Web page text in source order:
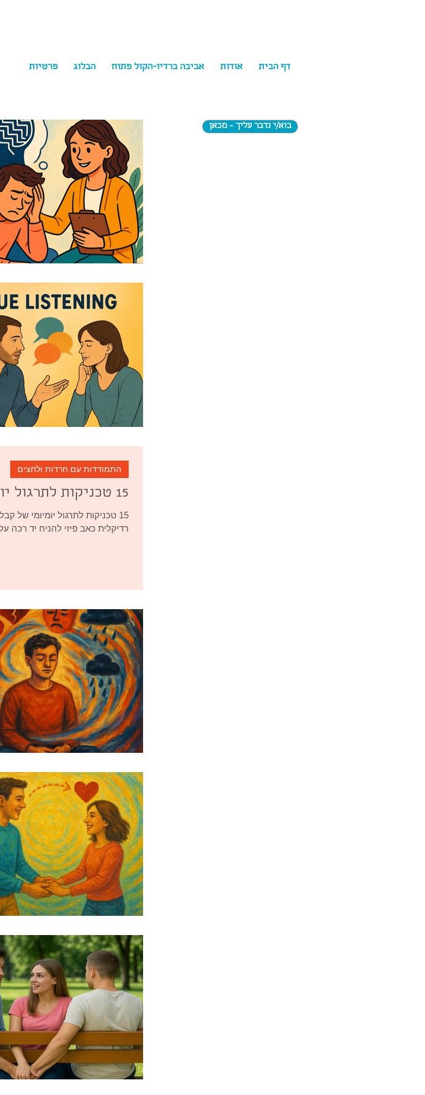
פרטיות הבלוג אביבה ברדיו-הקול פתוח אודות דף הבית
15 טכניקות לתרגול יומיומי של קבלה רדיקלית:
15 טכניקות לתרגול יומיומי
רדיקלית כאב פיזי להניח יד רכה
התמודדות עם חרדות ולחצים
בוא/י נדבר עליך - מכאן